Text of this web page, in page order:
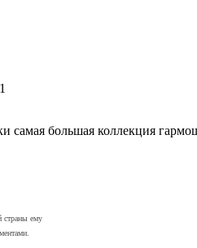
самая большая коллекция
страны ему